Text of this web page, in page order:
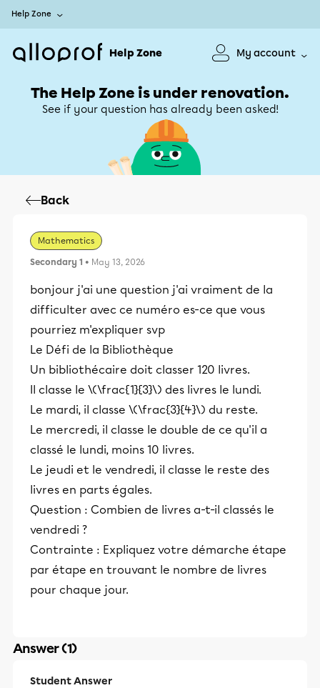
Help Zone
Help Zone My account
The Help Zone is under renovation.
See if your question has already been asked!
Back
Mathematics
Secondary 1 • May 13, 2026
bonjour j'ai une question j'ai vraiment de la
difficulter avec ce numéro es-ce que vous
pourriez m'expliquer svp
Le Défi de la Bibliothèque
Un bibliothécaire doit classer 120 livres.
Il classe le \(\frac{1}{3}\) des livres le lundi.
Le mardi, il classe \(\frac{3}{4}\) du reste.
Le mercredi, il classe le double de ce qu'il a
classé le lundi, moins 10 livres.
Le jeudi et le vendredi, il classe le reste des
livres en parts égales.
Question : Combien de livres a-t-il classés le
vendredi ?
Contrainte : Expliquez votre démarche étape
par étape en trouvant le nombre de livres
pour chaque jour.
Answer (1)
Student Answer